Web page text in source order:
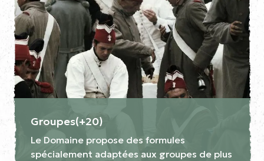
Groupes(+20)
Le Domaine propose des formules
spécialement adaptées aux groupes de plus